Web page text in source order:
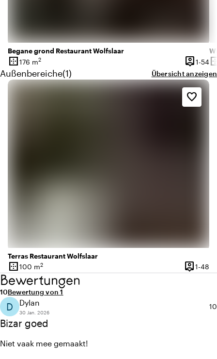
Begane grond Restaurant Wolfslaar
border_outer
Oberfläche
176 m2 person_pin1-541
Außenbereiche
Menge außenbereiche: 1
(1) Übersicht anzeigen
Terras Restaurant Wolfslaar
border_outer
Oberfläche
100 m2 person_pin
Kapazität
1-48
favorite_border
Bewertungen
Durchschnittliche Bewertung von 10 von 10
10Anzahl der Bewertungen: 1
Bewertung von 1
Bizar goed
D Dylan
30 Jan. 2026
10
Niet vaak mee gemaakt!